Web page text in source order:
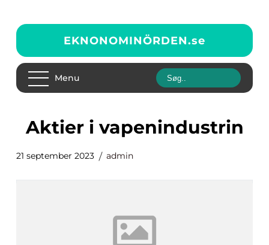
EKNONOMINÖRDEN.se
Menu
aktier i vapenindustrin
21 september 2023 admin